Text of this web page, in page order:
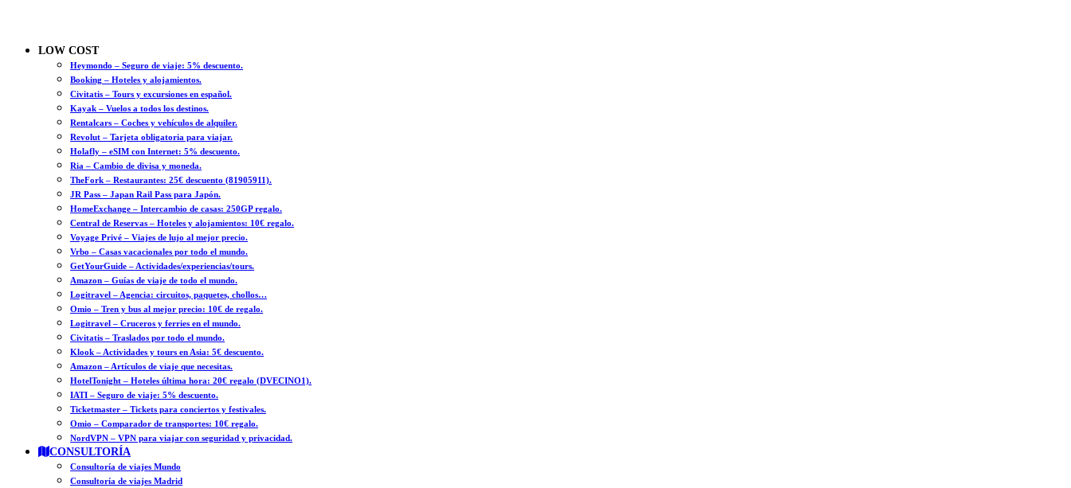
LOW COST
Heymondo – Seguro de viaje: 5% descuento.
Booking – Hoteles y alojamientos.
Civitatis – Tours y excursiones en español.
Kayak – Vuelos a todos los destinos.
Rentalcars – Coches y vehículos de alquiler.
Revolut – Tarjeta obligatoria para viajar.
Holafly – eSIM con Internet: 5% descuento.
Ria – Cambio de divisa y moneda.
TheFork – Restaurantes: 25€ descuento (81905911).
JR Pass – Japan Rail Pass para Japón.
HomeExchange – Intercambio de casas: 250GP regalo.
Central de Reservas – Hoteles y alojamientos: 10€ regalo.
Voyage Privé – Viajes de lujo al mejor precio.
Vrbo – Casas vacacionales por todo el mundo.
GetYourGuide – Actividades/experiencias/tours.
Amazon – Guías de viaje de todo el mundo.
Logitravel – Agencia: circuitos, paquetes, chollos…
Omio – Tren y bus al mejor precio: 10€ de regalo.
Logitravel – Cruceros y ferries en el mundo.
Civitatis – Traslados por todo el mundo.
Klook – Actividades y tours en Asia: 5€ descuento.
Amazon – Artículos de viaje que necesitas.
HotelTonight – Hoteles última hora: 20€ regalo (DVECINO1).
IATI – Seguro de viaje: 5% descuento.
Ticketmaster – Tickets para conciertos y festivales.
Omio – Comparador de transportes: 10€ regalo.
NordVPN – VPN para viajar con seguridad y privacidad.
CONSULTORÍA
Consultoría de viajes Mundo
Consultoría de viajes Madrid